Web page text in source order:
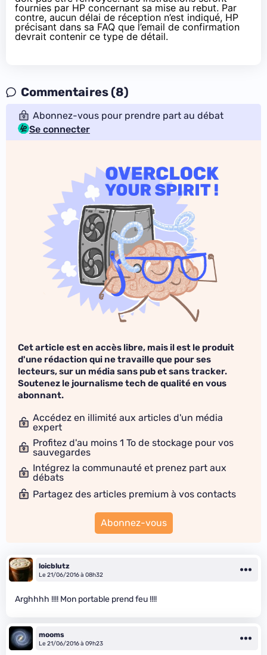
fournies par HP concernant sa mise au rebut. Par
contre, aucun délai de réception n’est indiqué, HP
précisant dans sa FAQ que l’email de confirmation
devrait contenir ce type de détail.
Commentaires (8)
Abonnez-vous pour prendre part au débat
Se connecter
Cet article est en accès libre, mais il est le produit
d'une rédaction qui ne travaille que pour ses
lecteurs, sur un média sans pub et sans tracker.
Soutenez le journalisme tech de qualité en vous
abonnant.
Accédez en illimité aux articles d'un média
expert
Profitez d'au moins 1 To de stockage pour vos
sauvegardes
Intégrez la communauté et prenez part aux
débats
Partagez des articles premium à vos contacts
Abonnez-vous
loicblutz
Le 21/06/2016 à 08h32
Arghhhh !!!! Mon portable prend feu !!!!
mooms
Le 21/06/2016 à 09h23